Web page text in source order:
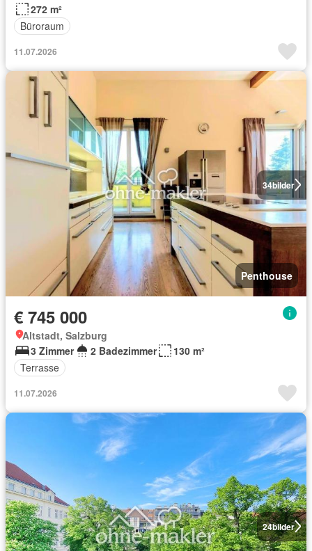
272 m²
Büroraum
11.07.2026
34bilder
Penthouse
€ 745 000
Altstadt, Salzburg
3 Zimmer
2 Badezimmer
130 m²
Terrasse
11.07.2026
24bilder